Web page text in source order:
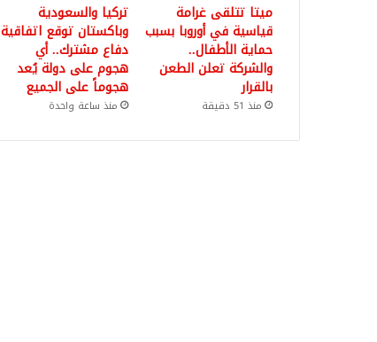
ميتا تتلقى غرامة
قياسية في أوروبا بسبب
حماية الأطفال..
والشركة تعلن الطعن
بالقرار
منذ 51 دقيقة
تركيا والسعودية
وباكستان توقع اتفاقية
دفاع مشترك.. أي
هجوم على دولة يُعد
هجوماً على الجميع
منذ ساعة واحدة